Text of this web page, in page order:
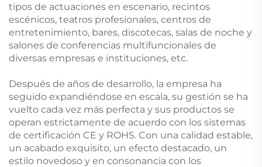
tipos de actuaciones en escenario, recintos
escénicos, teatros profesionales, centros de
entretenimiento, bares, discotecas, salas de noche y
salones de conferencias multifuncionales de
diversas empresas e instituciones, etc.
Después de años de desarrollo, la empresa ha
seguido expandiéndose en escala, su gestión se ha
vuelto cada vez más perfecta y sus productos se
operan estrictamente de acuerdo con los sistemas
de certificación CE y ROHS. Con una calidad estable,
un acabado exquisito, un efecto destacado, un
estilo novedoso y en consonancia con los